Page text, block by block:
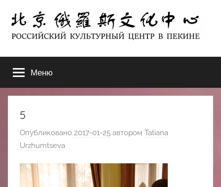
содержимому
北
京
俄
罗
斯
ЦЕНТР
В
ПЕКИНЕ
Меню
5
Опубликовано 2017-01-25 автором Tatiana
Urzhumtseva